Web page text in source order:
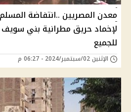
معدن المصريين ..انتفاضة
لإخماد حريق مطرانية بني سويف
للجميع
الإثنين 02/سبتمبر/2024 - 06:27 م